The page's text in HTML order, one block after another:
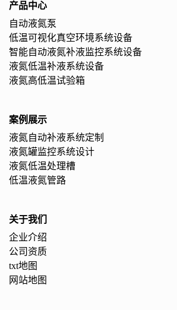
产品中心
自动液氮泵
低温可视化真空环境系统设备
智能自动液氮补液监控系统设备
液氮低温补液系统设备
液氮高低温试验箱
案例展示
液氮自动补液系统定制
液氮罐监控系统设计
液氮低温处理槽
低温液氮管路
关于我们
企业介绍
公司资质
txt地图
网站地图